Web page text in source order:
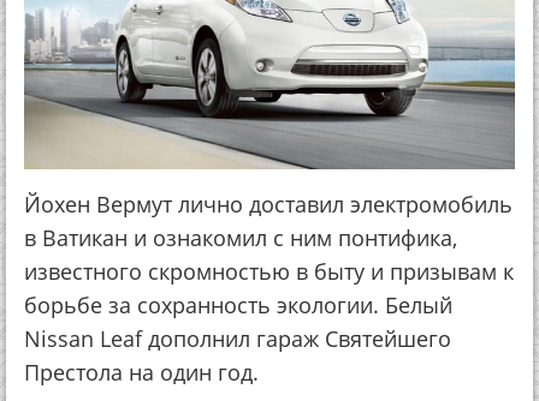
Йохен Вермут лично доставил электромобиль
в Ватикан и ознакомил с ним понтифика,
известного скромностью в быту и призывам к
борьбе за сохранность экологии. Белый
Nissan Leaf дополнил гараж Святейшего
Престола на один год.